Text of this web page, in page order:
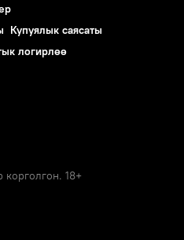
Купуялык саясаты
логирлөө
18+